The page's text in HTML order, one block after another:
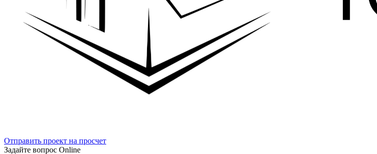
Отправить проект на просчет
Задайте вопрос Online